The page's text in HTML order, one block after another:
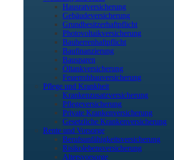
Hausratversicherung
Gebäudeversicherung
Grundbesitzerhaftpflicht
Photovoltaikversicherung
Bauherrenhaftpflicht
Baufinanzierung
Bausparen
Öltankversicherung
Feuerrohbauversicherung
Pflege und Krankheit
Krankenzusatzversicherung
Pflegeversicherung
Private Krankenversicherung
Gesetzliche Krankenversicherung
Rente und Vorsorge
Berufs­unfähigkeitsversicherung
Risikolebensversicherung
Altersvorsorge